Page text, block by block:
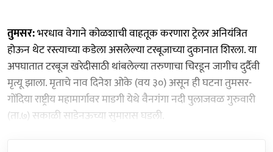
​तुमसर:भरधाव वेगाने कोळशाची वाहतूक करणारा ट्रेलर अनियंत्रित
होऊन थेट रस्त्याच्या कडेला असलेल्या टरबूजाच्या दुकानात शिरला. या
अपघातात टरबूज खरेदीसाठी थांबलेल्या तरुणाचा चिरडून जागीच दुर्दैवी
मृत्यू झाला.​ मृताचे नाव दिनेश ओके (वय ३०) असून ही घटना तुमसर-
गोंदिया राष्ट्रीय महामार्गावर माडगी येथे वैनगंगा नदी पुलाजवळ गुरुवारी
(ता.७) सकाळी साडेनऊच्या सुमारास घडली.